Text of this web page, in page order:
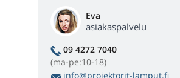
Eva
asiakaspalvelu
09 4272 7040
(ma-pe:10-18)
info@projektorit-lamput.fi